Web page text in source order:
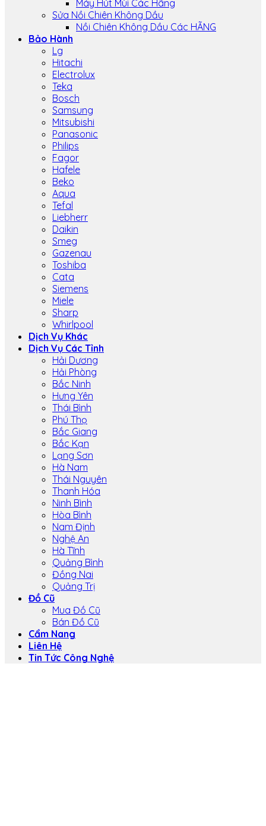
Máy Hút Mùi Các Hãng
Sửa Nồi Chiên Không Dầu
Nồi Chiên Không Dầu Các HÃNG
Bảo Hành
Lg
Hitachi
Electrolux
Teka
Bosch
Samsung
Mitsubishi
Panasonic
Philips
Fagor
Hafele
Beko
Aqua
Tefal
Liebherr
Daikin
Smeg
Gazenau
Toshiba
Cata
Siemens
Miele
Sharp
Whirlpool
Dịch Vụ Khác
Dịch Vụ Các Tỉnh
Hải Dương
Hải Phòng
Bắc Ninh
Hưng Yên
Thái Bình
Phú Thọ
Bắc Giang
Bắc Kạn
Lạng Sơn
Hà Nam
Thái Nguyên
Thanh Hóa
Ninh Bình
Hòa Bình
Nam Định
Nghệ An
Hà Tĩnh
Quảng Bình
Đồng Nai
Quảng Trị
Đồ Cũ
Mua Đồ Cũ
Bán Đồ Cũ
Cẩm Nang
Liên Hệ
Tin Tức Công Nghệ